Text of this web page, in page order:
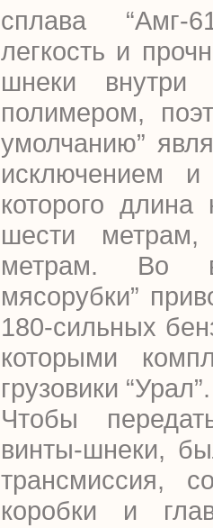
сплава “Амг-
легкость и
шнеки внутри
полимером,
умолчанию”
исключением
которого
шести
метрам. Во
мясорубки”
180-сильных
которыми
грузовики “Урал”.
Чтобы
винты-шнеки,
трансмиссия,
коробки и